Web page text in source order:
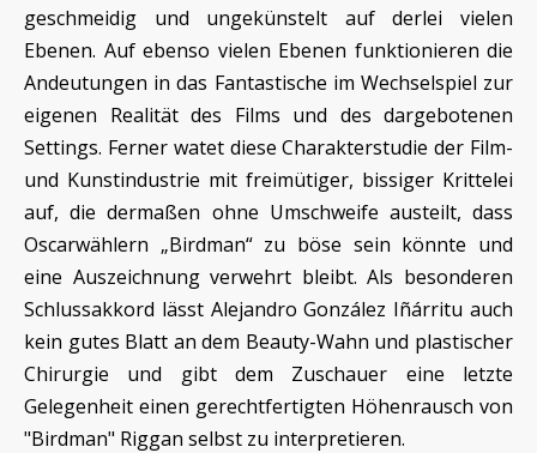
geschmeidig und ungekünstelt auf derlei vielen
Ebenen. Auf ebenso vielen Ebenen funktionieren die
Andeutungen in das Fantastische im Wechselspiel zur
eigenen Realität des Films und des dargebotenen
Settings. Ferner watet diese Charakterstudie der Film-
und Kunstindustrie mit freimütiger, bissiger Krittelei
auf, die dermaßen ohne Umschweife austeilt, dass
Oscarwählern „Birdman“ zu böse sein könnte und
eine Auszeichnung verwehrt bleibt. Als besonderen
Schlussakkord lässt Alejandro González Iñárritu auch
kein gutes Blatt an dem Beauty-Wahn und plastischer
Chirurgie und gibt dem Zuschauer eine letzte
Gelegenheit einen gerechtfertigten Höhenrausch von
"Birdman" Riggan selbst zu interpretieren.